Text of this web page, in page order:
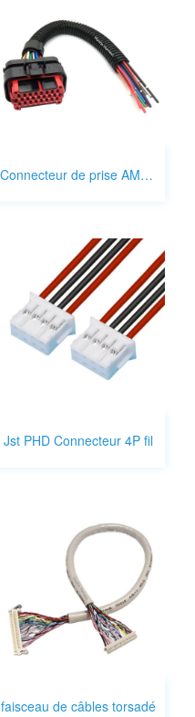
Connecteur de prise AMPSEAL 35 broches
Jst PHD Connecteur 4P fil
faisceau de câbles torsadé